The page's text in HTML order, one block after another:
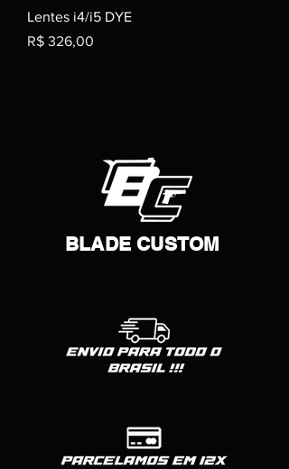
Lentes i4/i5 DYE
Preço
R$ 326,00
BLADE CUSTOM